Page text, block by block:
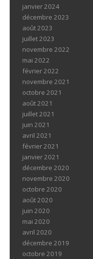
janvier 2024
décembre 2023
août 2023
juillet 2023
novembre 2022
mai 2022
février 2022
novembre 2021
octobre 2021
août 2021
juillet 2021
juin 2021
avril 2021
février 2021
janvier 2021
décembre 2020
novembre 2020
octobre 2020
août 2020
juin 2020
mai 2020
avril 2020
décembre 2019
octobre 2019